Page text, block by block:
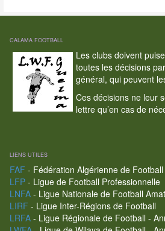
CALAMA FOOTBALL
Les clubs doivent
toutes les décisions
général, qui peuvent
Ces décisions ne leur
lettre qu’en cas de
LIENS UTILES
FAF - Fédération Algérienne de Football
LFP- Ligue de Football Professionnelle
LNFA- Ligue Nationale de Football
LIRF - Ligue Inter-Régions de Football
LRFA- Ligue Régionale de Football -